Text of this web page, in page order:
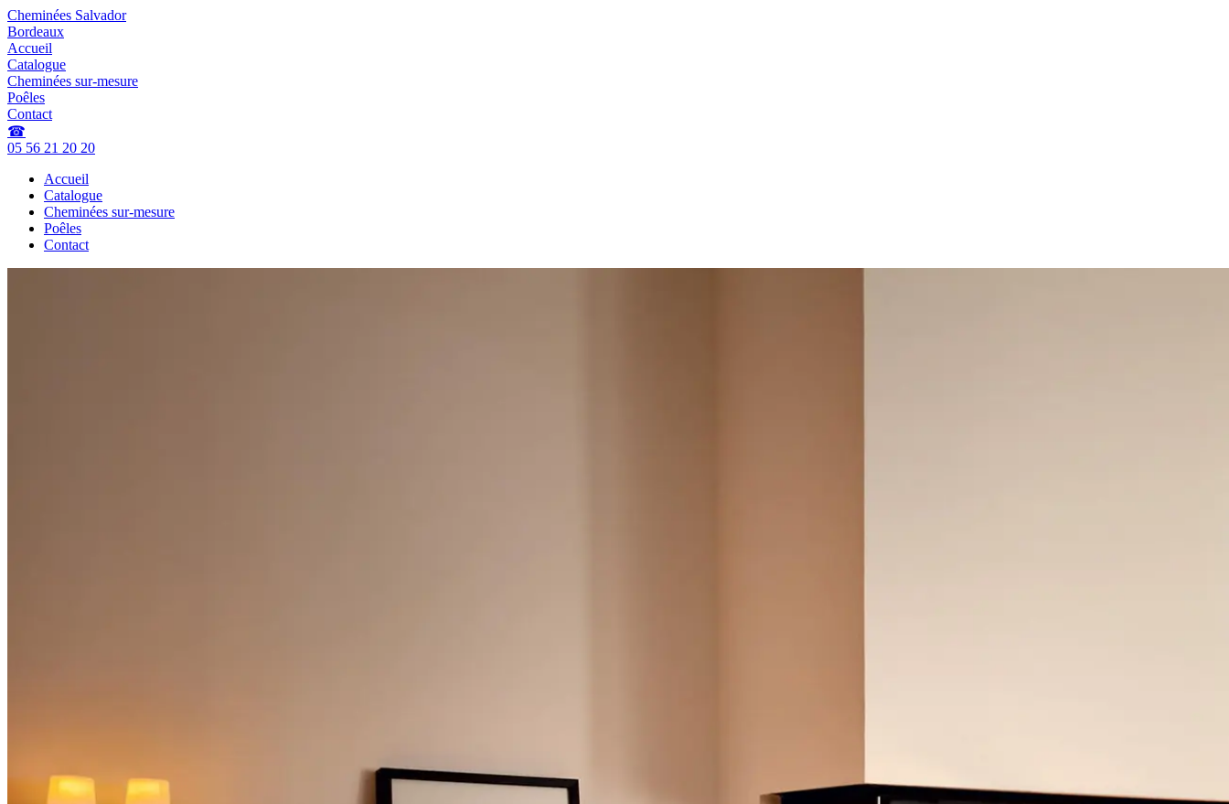
Cheminées Salvador
Bordeaux
Accueil
Catalogue
Cheminées sur-mesure
Poêles
Contact
☎
05 56 21 20 20
Accueil
Catalogue
Cheminées sur-mesure
Poêles
Contact